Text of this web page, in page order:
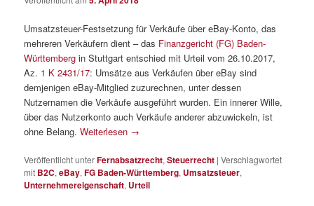
Umsatzsteuer-Festsetzung für Verkäufe über eBay-Konto, das
mehreren Verkäufern dient – das Finanzgericht (FG) Baden-
Württemberg in Stuttgart entschied mit Urteil vom 26.10.2017,
Az. 1 K 2431/17: Umsätze aus Verkäufen über eBay sind
demjenigen eBay-Mitglied zuzurechnen, unter dessen
Nutzernamen die Verkäufe ausgeführt wurden. Ein innerer Wille,
über das Nutzerkonto auch Verkäufe anderer abzuwickeln, ist
ohne Belang.Weiterlesen →
Veröffentlicht unterFernabsatzrecht,Steuerrecht |Verschlagwortet
mit B2C,eBay,FG Baden-Württemberg, Umsatzsteuer,
Unternehmereigenschaft, Urteil